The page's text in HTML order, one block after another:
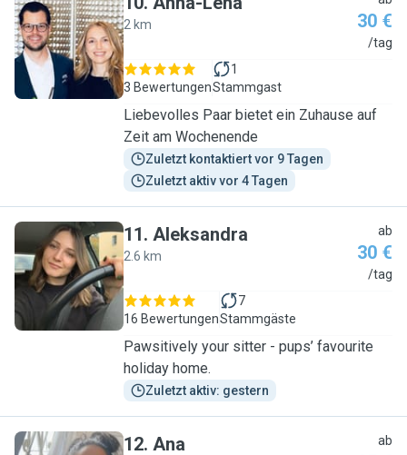
A
2 km 30 €
/tag
3 Bewertungen
1
Stammgast
Liebevolles Paar bietet ein Zuhause auf
Zeit am Wochenende
Zuletzt kontaktiert vor 9 Tagen
Zuletzt aktiv vor 4 Tagen
A
11. Aleksandra
2.6 km
ab
30 €
/tag
16 Bewertungen
7
Stammgäste
Pawsitively your sitter - pups’ favourite
holiday home.
Zuletzt aktiv: gestern
12. Ana ab